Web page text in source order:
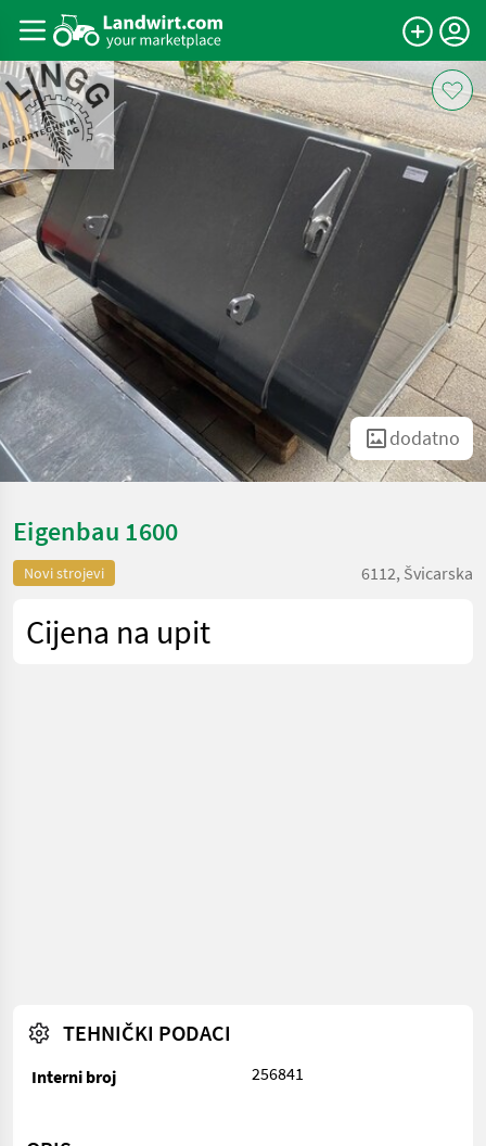
dodatno
Eigenbau 1600
Novi strojevi 6112, Švicarska
Cijena na upit
TEHNIČKI PODACI
Interni broj 256841